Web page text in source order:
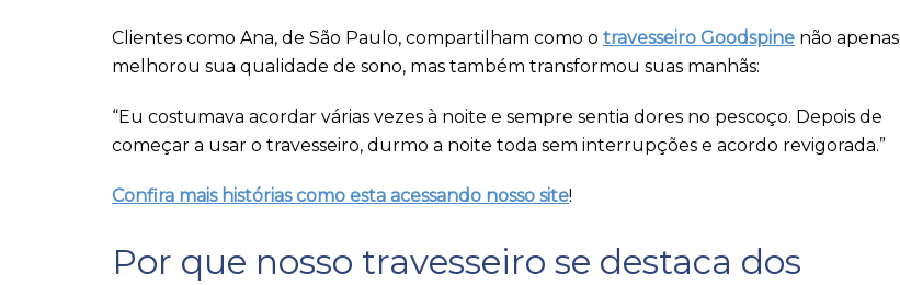
Clientes como Ana, de São Paulo, compartilham como o travesseiro Goodspine não apenas
melhorou sua qualidade de sono, mas também transformou suas manhãs:
“Eu costumava acordar várias vezes à noite e sempre sentia dores no pescoço. Depois de
começar a usar o travesseiro, durmo a noite toda sem interrupções e acordo revigorada.”
Confira mais histórias como esta acessando nosso site!
Por que nosso travesseiro se destaca dos